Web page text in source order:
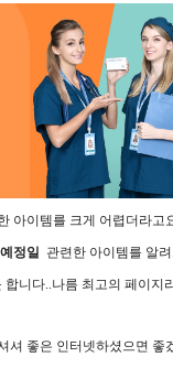
아이템를 크게 어렵더라고
정일 관련한 아이템를 알
니다..나름 최고의 페이지
셔 좋은 인터넷하셨으면 좋